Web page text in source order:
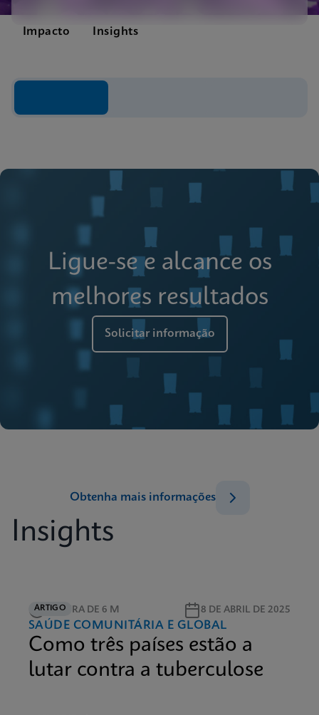
Impacto Insights
Ligue-se e alcance os
melhores resultados
Solicitar informação
Insights
Obtenha mais informações
ARTIGO
LEITURA DE 6 M 8 DE ABRIL DE 2025
SAÚDE COMUNITÁRIA E GLOBAL
Como três países estão a
lutar contra a tuberculose